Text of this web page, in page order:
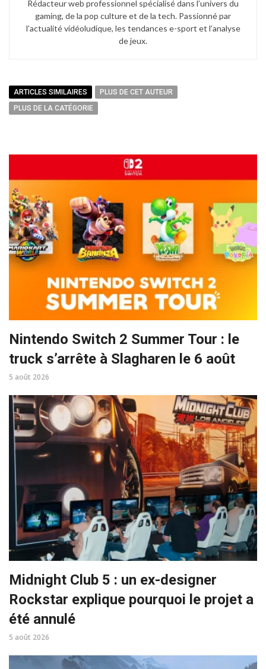
Rédacteur web professionnel spécialisé dans l’univers du
gaming, de la pop culture et de la tech. Passionné par
l’actualité vidéoludique, les tendances e-sport et l’analyse
de jeux.
ARTICLES SIMILAIRES
PLUS DE CET AUTEUR
PLUS DE LA CATÉGORIE
Nintendo Switch 2 Summer Tour : le
truck s’arrête à Slagharen le 6 août
5 août 2026
Midnight Club 5 : un ex-designer
Rockstar explique pourquoi le projet a
été annulé
5 août 2026